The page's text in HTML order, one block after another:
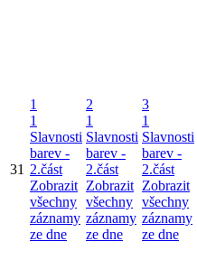
31
1
1
Slavnosti
barev -
2.část
Zobrazit
všechny
záznamy
ze dne
2
1
Slavnosti
barev -
2.část
Zobrazit
všechny
záznamy
ze dne
3
1
Slavnosti
barev -
2.část
Zobrazit
všechny
záznamy
ze dne